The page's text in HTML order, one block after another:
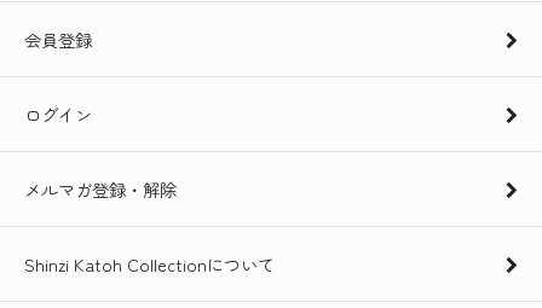
会員登録
ログイン
メルマガ登録・解除
Shinzi Katoh Collectionについて